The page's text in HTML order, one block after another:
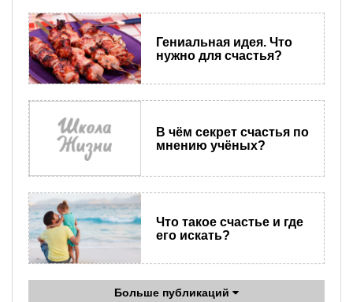
Гениальная идея. Что
нужно для счастья?
В чём секрет счастья по
мнению учёных?
Что такое счастье и где
его искать?
Больше публикаций